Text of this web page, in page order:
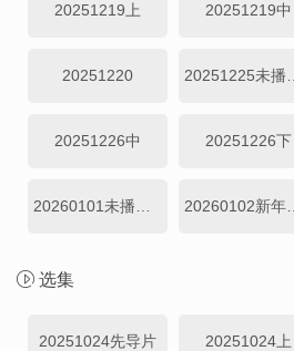
20251219上 20251219中
20251220
20251226中 20251226下
20260102新年特辑
选集
20251024先导片 20251024上